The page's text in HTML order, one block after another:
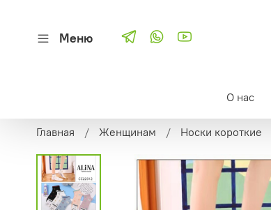
Меню
О нас
Главная Женщинам Носки короткие